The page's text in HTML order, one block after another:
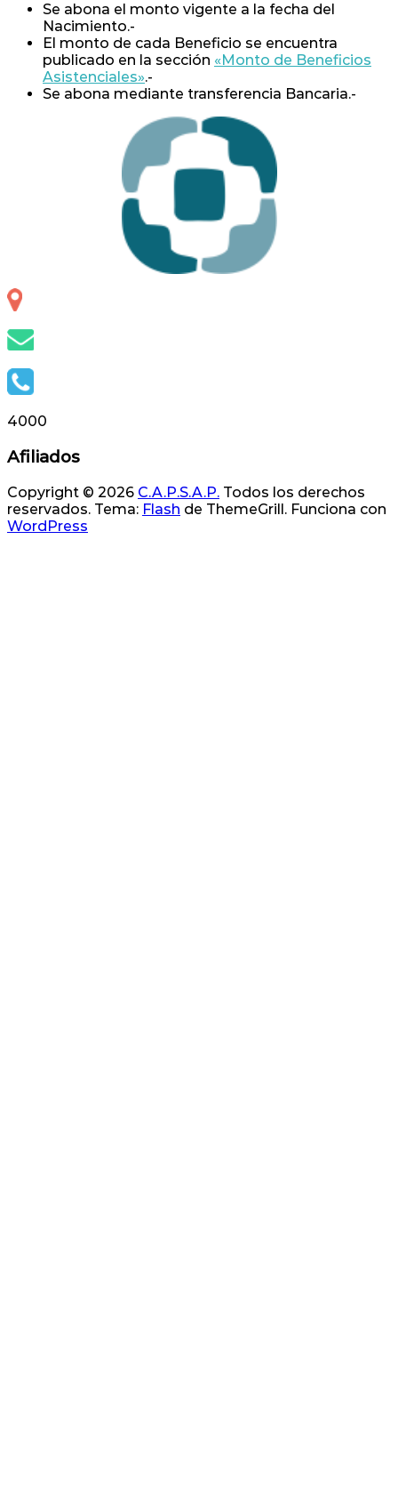
Se abona el monto vigente a la fecha del
Nacimiento.-
El monto de cada Beneficio se encuentra
publicado en la sección «Monto de Beneficios
Asistenciales».-
Se abona mediante transferencia Bancaria.-
4000
Afiliados
Copyright © 2026 C.A.P.S.A.P. Todos los derechos
reservados. Tema: Flash de ThemeGrill. Funciona con
WordPress